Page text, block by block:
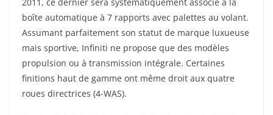
boîte automatique à 7 rapports avec palettes au volant.
Assumant parfaitement son statut de marque luxueuse
mais sportive, Infiniti ne propose que des modèles
propulsion ou à transmission intégrale. Certaines
finitions haut de gamme ont même droit aux quatre
roues directrices (4-WAS).